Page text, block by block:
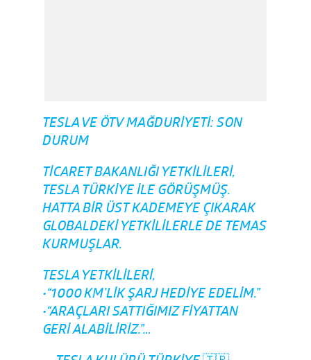
TESLA VE ÖTV MAĞDURIYETI: SON
DURUM
TICARET BAKANLIĞI YETKILILERI,
TESLA TÜRKIYE ILE GÖRÜŞMÜŞ.
HATTA BIR ÜST KADEMEYE ÇIKARAK
GLOBALDEKI YETKILILERLE DE TEMAS
KURMUŞLAR.
TESLA YETKILILERI,
•“1000 KM’LIK ŞARJ HEDIYE EDELIM.”
•“ARAÇLARI SATTIĞIMIZ FIYATTAN
GERI ALABILIRIZ.”…